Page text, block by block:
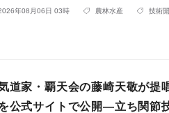
年08月06日 03時 農林水産 技術
道家・覇天会の藤崎天敬が提
公式サイトで公開―立ち関節